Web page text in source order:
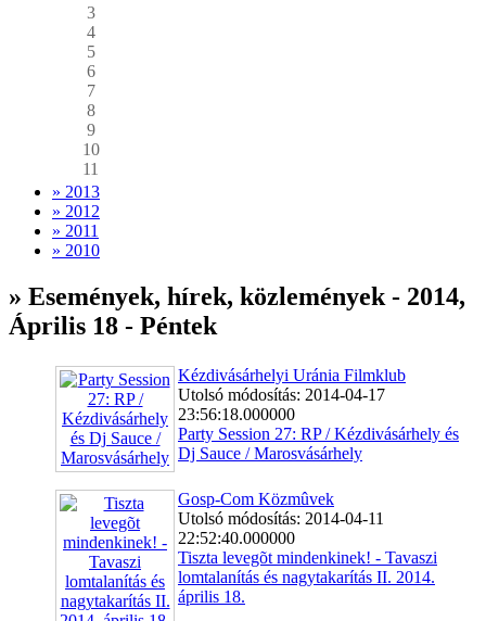
3
4
5
6
7
8
9
10
11
» 2013
» 2012
» 2011
» 2010
» Események, hírek, közlemények - 2014,
Április 18 - Péntek
Kézdivásárhelyi Uránia Filmklub
Utolsó módosítás: 2014-04-17
23:56:18.000000
Party Session 27: RP / Kézdivásárhely és
Dj Sauce / Marosvásárhely
Gosp-Com Közmûvek
Utolsó módosítás: 2014-04-11
22:52:40.000000
Tiszta levegõt mindenkinek! - Tavaszi
lomtalanítás és nagytakarítás II. 2014.
április 18.